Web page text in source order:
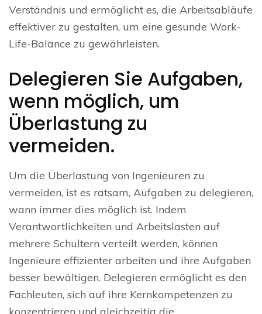
Verständnis und ermöglicht es, die Arbeitsabläufe
effektiver zu gestalten, um eine gesunde Work-
Life-Balance zu gewährleisten.
Delegieren Sie Aufgaben,
wenn möglich, um
Überlastung zu
vermeiden.
Um die Überlastung von Ingenieuren zu
vermeiden, ist es ratsam, Aufgaben zu delegieren,
wann immer dies möglich ist. Indem
Verantwortlichkeiten und Arbeitslasten auf
mehrere Schultern verteilt werden, können
Ingenieure effizienter arbeiten und ihre Aufgaben
besser bewältigen. Delegieren ermöglicht es den
Fachleuten, sich auf ihre Kernkompetenzen zu